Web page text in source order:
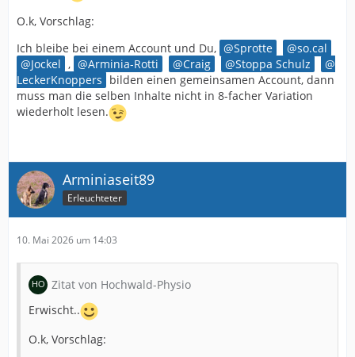
O.k, Vorschlag:
Ich bleibe bei einem Account und Du,
Sprotte
so.cal
Jockel , Arminia-Rotti Craig
Stoppa Schulz
LeckerKnoppers bilden einen gemeinsamen Account, dann
muss man die selben Inhalte nicht in 8-facher Variation
wiederholt lesen.
Arminiaseit89
Erleuchteter
10. Mai 2026 um 14:03
Zitat von Hochwald-Physio
Erwischt..
O.k, Vorschlag: